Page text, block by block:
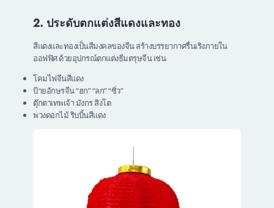
2. ประดับตกแต่งสีแดงและทอง
สีแดงและทองเป็นสีมงคลของจีน สร้างบรรยากาศรื่นเริงภายใน
ออฟฟิศ ด้วยอุปกรณ์ตกแต่งธีมตรุษจีน เช่น
โคมไฟจีนสีแดง
ป้ายอักษรจีน “ฮก” “ลก” “ซิ่ว”
ตุ๊กตาเทพเจ้า มังกร สิงโต
พวงดอกไม้ ริบบิ้นสีแดง